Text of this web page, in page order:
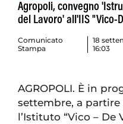
Agropoli, convegno
del Lavoro' all'IIS "Vico-
Comunicato
Stampa
18
16:03
AGROPOLI. È in
settembre, a partire
l’Istituto “Vico – De